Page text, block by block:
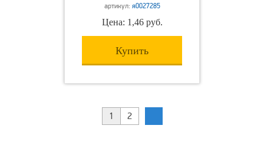
артикул: я0027285
Цена: 1,46 руб.
Купить
1 2